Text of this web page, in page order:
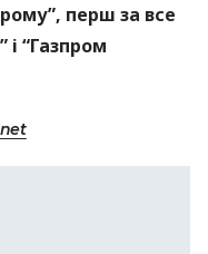
перш за все
і “Газпром